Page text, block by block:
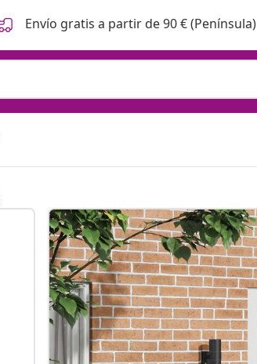
Envío gratis a partir de 90 € (Península)